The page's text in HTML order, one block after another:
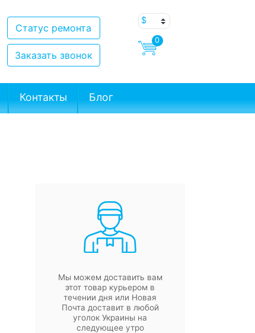
Статус ремонта
Заказать звонок
0
Контакты Блог
Мы можем доставить вам
этот товар курьером в
течении дня или Новая
Почта доставит в любой
уголок Украины на
следующее утро